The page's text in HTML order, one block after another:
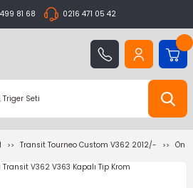
81 68 0216 471 05 42
Transit Tourneo Custom V362 2012/- Ön /